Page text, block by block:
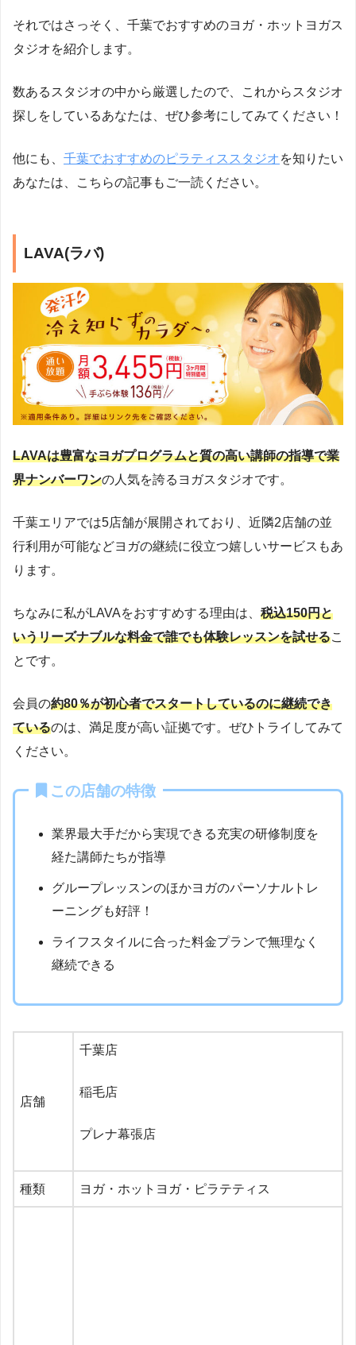
それではさっそく、千葉でおすすめのヨガ・ホットヨガス
タジオを紹介します。
数あるスタジオの中から厳選したので、これからスタジオ
探しをしているあなたは、ぜひ参考にしてみてください！
他にも、 千葉でおすすめのピラティススタジオ を知りたい
あなたは、こちらの記事もご一読ください。
LAVA(ラバ)
LAVAは豊富なヨガプログラムと質の高い講師の指導で業
界ナンバーワンの人気を誇るヨガスタジオです。
千葉エリアでは5店舗が展開されており、近隣2店舗の並
行利用が可能などヨガの継続に役立つ嬉しいサービスもあ
ります。
ちなみに私がLAVAをおすすめする理由は、 税込150円と
いうリーズナブルな料金で誰でも体験レッスンを試せるこ
とです。
会員の約80％が初心者でスタートしているのに継続でき
ているのは、満足度が高い証拠です。ぜひトライしてみて
ください。
この店舗の特徴
業界最大手だから実現できる充実の研修制度を
経た講師たちが指導
グループレッスンのほかヨガのパーソナルトレ
ーニングも好評！
ライフスタイルに合った料金プランで無理なく
継続できる
店舗
千葉店
稲毛店
プレナ幕張店
種類 ヨガ・ホットヨガ・ピラテティス